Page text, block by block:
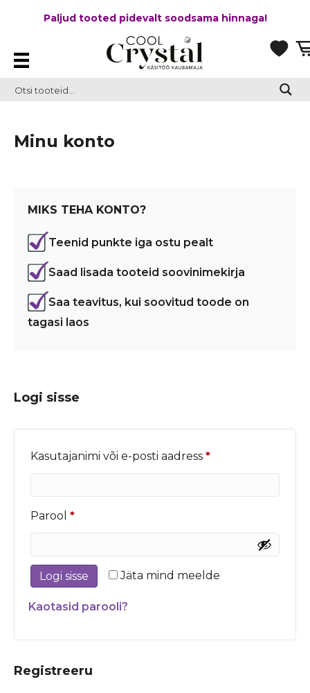
Paljud tooted pidevalt soodsama hinnaga!
Minu konto
MIKS TEHA KONTO?
Teenid punkte iga ostu pealt
Saad lisada tooteid soovinimekirja
Saa teavitus, kui soovitud toode on
tagasi laos
Logi sisse
Kasutajanimi või e-posti aadress *Nõutud
Parool *Nõutud
Jäta mind meelde
Logi sisse
Kaotasid parooli?
Registreeru